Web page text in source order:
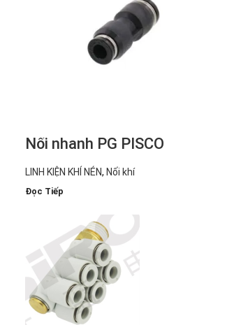
Nối nhanh PG PISCO
LINH KIỆN KHÍ NÉN, Nối khí
Đọc Tiếp